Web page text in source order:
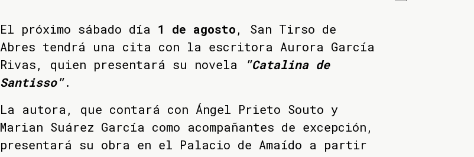
El próximo sábado día 1 de agosto, San Tirso de
Abres tendrá una cita con la escritora Aurora García
Rivas, quien presentará su novela "Catalina de
Santisso".
La autora, que contará con Ángel Prieto Souto y
Marian Suárez García como acompañantes de excepción,
presentará su obra en el Palacio de Amaído a partir